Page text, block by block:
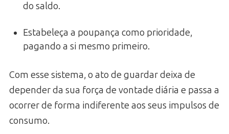
do saldo.
Estabeleça a poupança como prioridade,
pagando a si mesmo primeiro.
Com esse sistema, o ato de guardar deixa de
depender da sua força de vontade diária e passa a
ocorrer de forma indiferente aos seus impulsos de
consumo.